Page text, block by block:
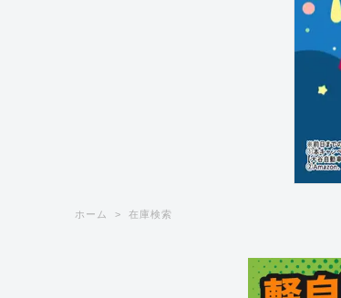
ホーム 在庫検索